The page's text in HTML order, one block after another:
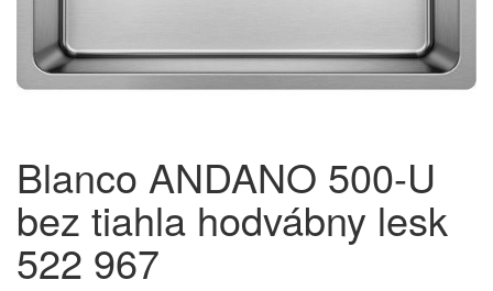
Blanco ANDANO 500-U
bez tiahla hodvábny lesk
522 967